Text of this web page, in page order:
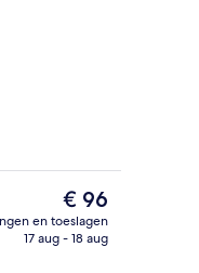
uitgebreid ontbijt
De
huidige
prijs
€ 96
en toeslagen
17 aug - 18 aug